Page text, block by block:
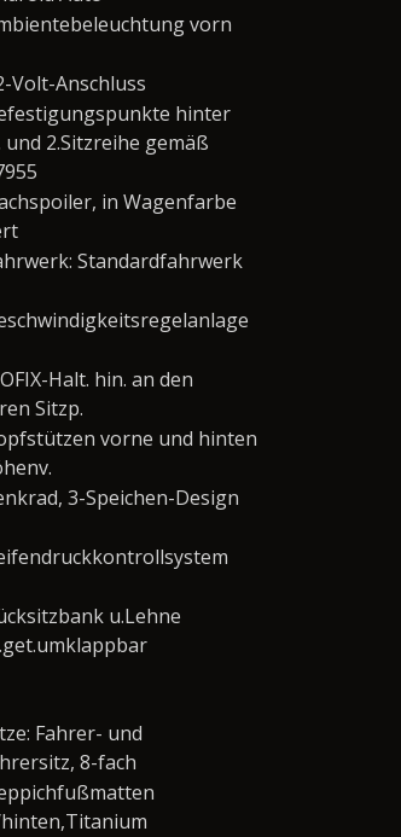
vorn
Volt-Anschluss
hinter
und 2.Sitzreihe gemäß
in Wagenfarbe
Standardfahrwerk
Halt. hin. an den
Sitzp.
vorne und hinten
3-Speichen-Design
u.Lehne
Fahrer- und
8-fach